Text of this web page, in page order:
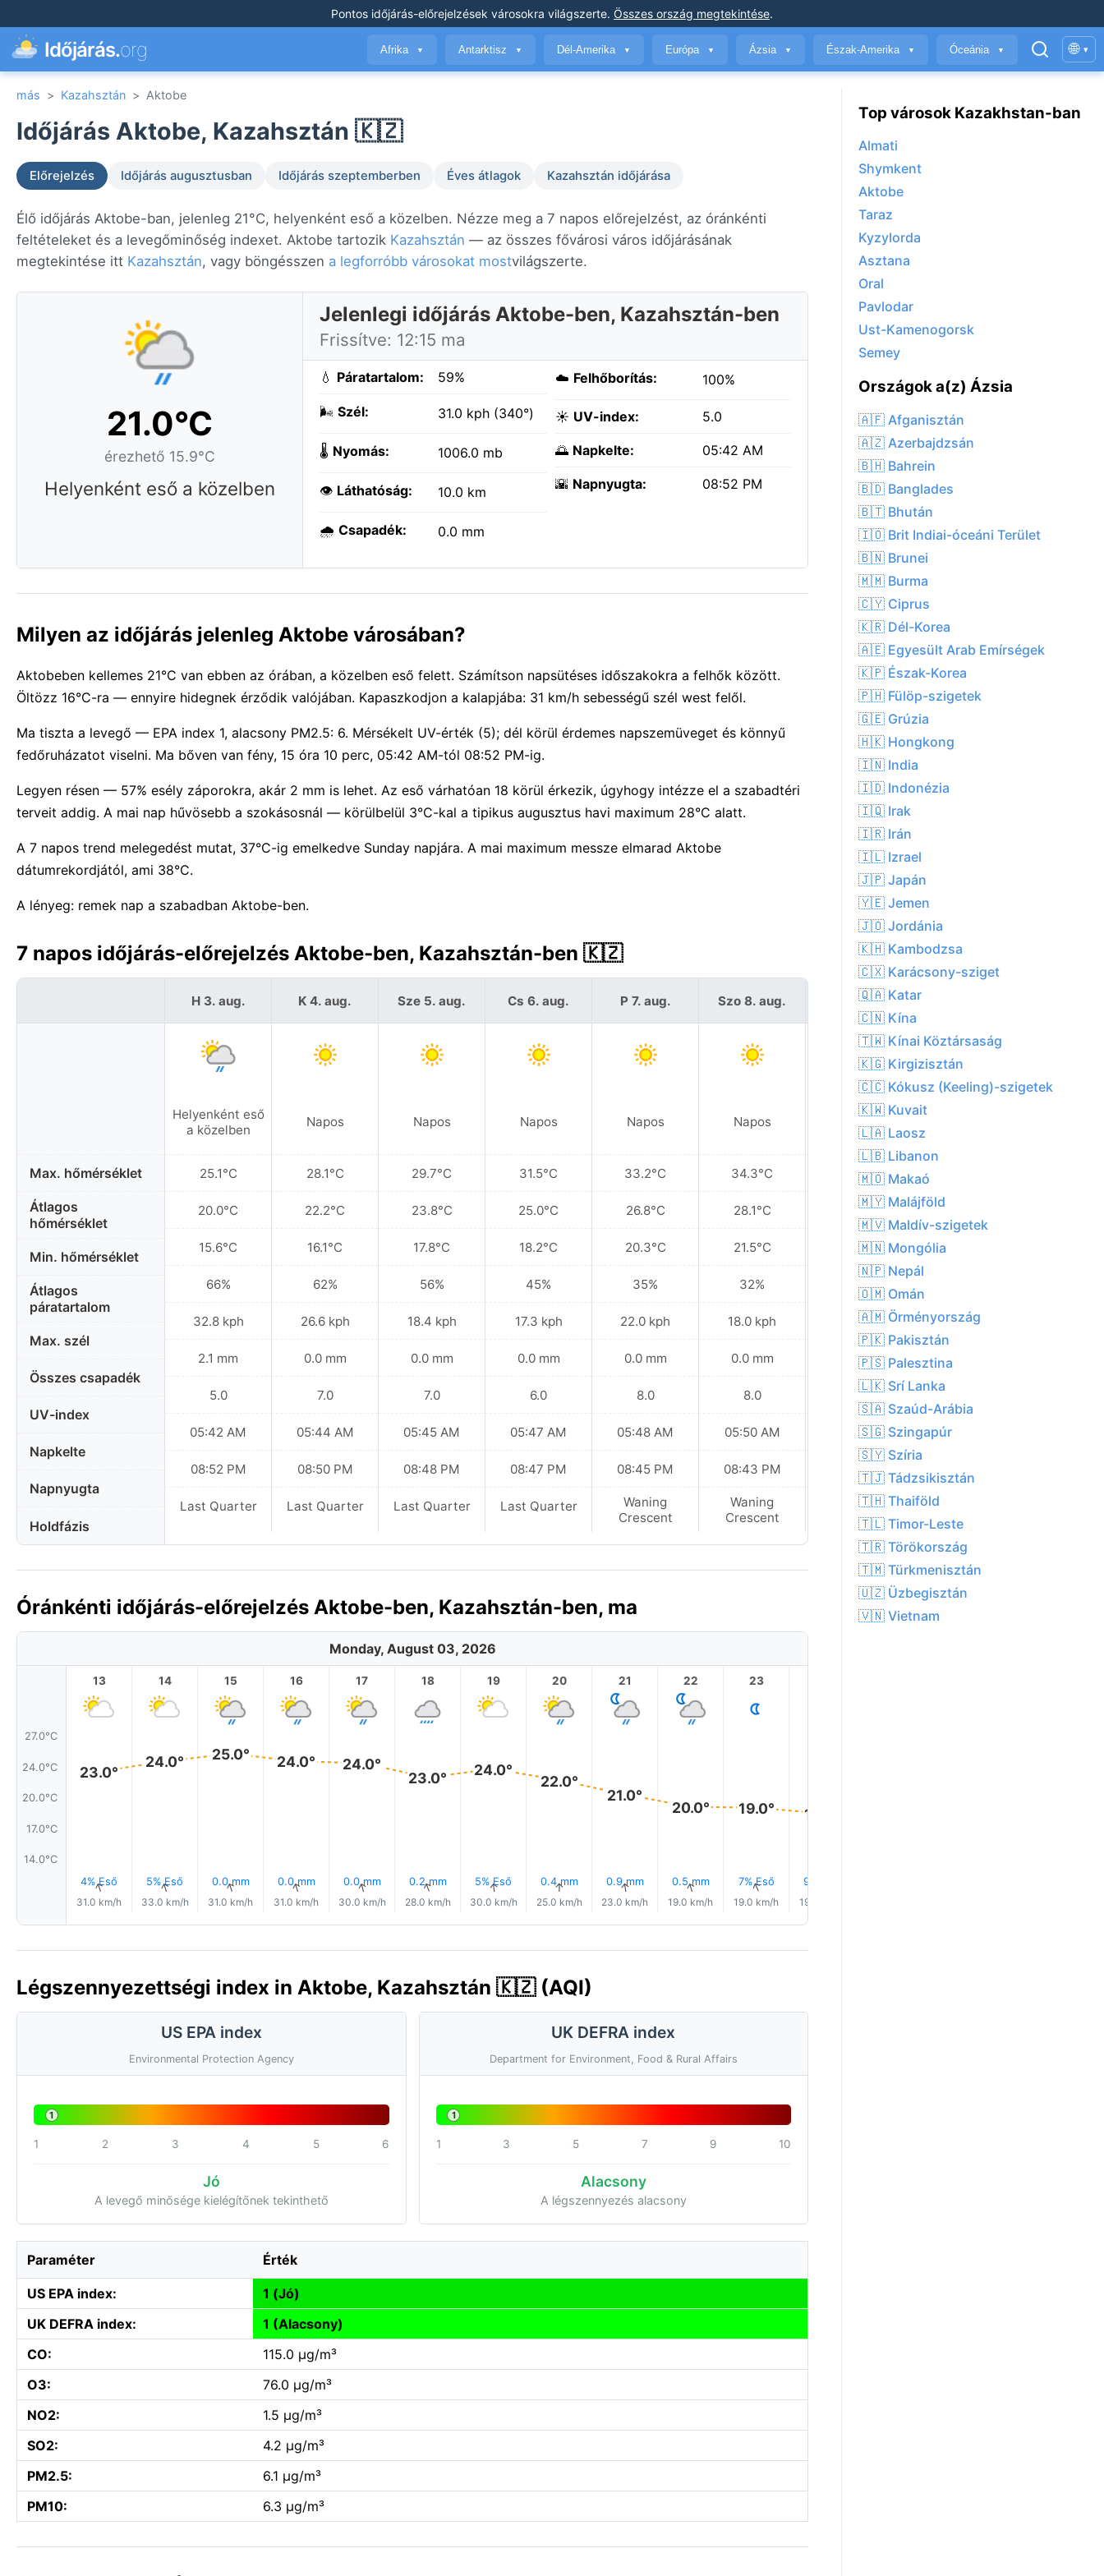
Pontos időjárás-előrejelzések városokra világszerte. Összes ország megtekintése.
Időjárás.org Afrika ▼ Antarktisz ▼ Dél-Amerika ▼ Európa ▼ Ázsia ▼ Észak-Amerika ▼ Óceánia ▼ 🌐 ▾
más > Kazahsztán > Aktobe
Időjárás Aktobe, Kazahsztán 🇰🇿
Előrejelzés Időjárás augusztusban Időjárás szeptemberben Éves átlagok Kazahsztán időjárása
Élő időjárás Aktobe-ban, jelenleg 21°C, helyenként eső a közelben. Nézze meg a 7 napos előrejelzést, az óránkénti
feltételeket és a levegőminőség indexet. Aktobe tartozik Kazahsztán — az összes fővárosi város időjárásának
megtekintése itt Kazahsztán, vagy böngésszen a legforróbb városokat mostvilágszerte.
21.0°C
érezhető 15.9°C
Helyenként eső a közelben
Jelenlegi időjárás Aktobe-ben, Kazahsztán-ben
Frissítve: 12:15 ma
💧 Páratartalom: 59%
🌬️ Szél: 31.0 kph (340°)
🌡️ Nyomás: 1006.0 mb
👁️ Láthatóság: 10.0 km
🌧️ Csapadék: 0.0 mm
☁️ Felhőborítás: 100%
☀️ UV-index: 5.0
🌅 Napkelte: 05:42 AM
🌇 Napnyugta: 08:52 PM
Milyen az időjárás jelenleg Aktobe városában?
Aktobeben kellemes 21°C van ebben az órában, a közelben eső felett. Számítson napsütéses időszakokra a felhők között.
Öltözz 16°C-ra — ennyire hidegnek érződik valójában. Kapaszkodjon a kalapjába: 31 km/h sebességű szél west felől.
Ma tiszta a levegő — EPA index 1, alacsony PM2.5: 6. Mérsékelt UV-érték (5); dél körül érdemes napszemüveget és könnyű
fedőruházatot viselni. Ma bőven van fény, 15 óra 10 perc, 05:42 AM-tól 08:52 PM-ig.
Legyen résen — 57% esély záporokra, akár 2 mm is lehet. Az eső várhatóan 18 körül érkezik, úgyhogy intézze el a szabadtéri
terveit addig. A mai nap hűvösebb a szokásosnál — körülbelül 3°C-kal a tipikus augusztus havi maximum 28°C alatt.
A 7 napos trend melegedést mutat, 37°C-ig emelkedve Sunday napjára. A mai maximum messze elmarad Aktobe
dátumrekordjától, ami 38°C.
A lényeg: remek nap a szabadban Aktobe-ben.
7 napos időjárás-előrejelzés Aktobe-ben, Kazahsztán-ben 🇰🇿
Max. hőmérséklet
Átlagos
hőmérséklet
Min. hőmérséklet
Átlagos
páratartalom
Max. szél
Összes csapadék
UV-index
Napkelte
Napnyugta
Holdfázis
H 3. aug.
Helyenként eső
a közelben
25.1°C
20.0°C
15.6°C
66%
32.8 kph
2.1 mm
5.0
05:42 AM
08:52 PM
Last Quarter
K 4. aug.
Napos
28.1°C
22.2°C
16.1°C
62%
26.6 kph
0.0 mm
7.0
05:44 AM
08:50 PM
Last Quarter
Sze 5. aug.
Napos
29.7°C
23.8°C
17.8°C
56%
18.4 kph
0.0 mm
7.0
05:45 AM
08:48 PM
Last Quarter
Cs 6. aug.
Napos
31.5°C
25.0°C
18.2°C
45%
17.3 kph
0.0 mm
6.0
05:47 AM
08:47 PM
Last Quarter
P 7. aug.
Napos
33.2°C
26.8°C
20.3°C
35%
22.0 kph
0.0 mm
8.0
05:48 AM
08:45 PM
Waning
Crescent
Szo 8. aug.
Napos
34.3°C
28.1°C
21.5°C
32%
18.0 kph
0.0 mm
8.0
05:50 AM
08:43 PM
Waning
Crescent
V 9. aug.
37.0°C
29.9°C
23.4°C
28%
17.6 kph
0.0 mm
9.0
05:51 AM
08:42 PM
Waning
Crescent
Óránkénti időjárás-előrejelzés Aktobe-ben, Kazahsztán-ben, ma
Monday, August 03, 2026
27.0°C
24.0°C
20.0°C
17.0°C
14.0°C
13
23.0°
4% Eső
↑
31.0 km/h
14
24.0°
5% Eső
↑
33.0 km/h
15
25.0°
0.0 mm
↑
31.0 km/h
16
24.0°
0.0 mm
↑
31.0 km/h
17
24.0°
0.0 mm
↑
30.0 km/h
18
23.0°
0.2 mm
↑
28.0 km/h
19
24.0°
5% Eső
↑
30.0 km/h
20
22.0°
0.4 mm
↑
25.0 km/h
21
21.0°
0.9 mm
↑
23.0 km/h
22
20.0°
0.5 mm
↑
19.0 km/h
23
19.0°
7% Eső
↑
19.0 km/h
19.0°
9% Eső
19.0 km/h
Légszennyezettségi index in Aktobe, Kazahsztán 🇰🇿 (AQI)
US EPA index
Environmental Protection Agency
1
1 2 3 4 5 6
Jó
A levegő minősége kielégítőnek tekinthető
UK DEFRA index
Department for Environment, Food & Rural Affairs
1
1 3 5 7 9 10
Alacsony
A légszennyezés alacsony
Paraméter Érték
US EPA index:
1 (Jó)
UK DEFRA index:
1 (Alacsony)
CO:
115.0 µg/m³
O3:
76.0 µg/m³
NO2:
1.5 µg/m³
SO2:
4.2 µg/m³
PM2.5:
6.1 µg/m³
PM10:
6.3 µg/m³
Top városok Kazakhstan-ban
Almati
Shymkent
Aktobe
Taraz
Kyzylorda
Asztana
Oral
Pavlodar
Ust-Kamenogorsk
Semey
Országok a(z) Ázsia
🇦🇫 Afganisztán
🇦🇿 Azerbajdzsán
🇧🇭 Bahrein
🇧🇩 Banglades
🇧🇹 Bhután
🇮🇴 Brit Indiai-óceáni Terület
🇧🇳 Brunei
🇲🇲 Burma
🇨🇾 Ciprus
🇰🇷 Dél-Korea
🇦🇪 Egyesült Arab Emírségek
🇰🇵 Észak-Korea
🇵🇭 Fülöp-szigetek
🇬🇪 Grúzia
🇭🇰 Hongkong
🇮🇳 India
🇮🇩 Indonézia
🇮🇶 Irak
🇮🇷 Irán
🇮🇱 Izrael
🇯🇵 Japán
🇾🇪 Jemen
🇯🇴 Jordánia
🇰🇭 Kambodzsa
🇨🇽 Karácsony-sziget
🇶🇦 Katar
🇨🇳 Kína
🇹🇼 Kínai Köztársaság
🇰🇬 Kirgizisztán
🇨🇨 Kókusz (Keeling)-szigetek
🇰🇼 Kuvait
🇱🇦 Laosz
🇱🇧 Libanon
🇲🇴 Makaó
🇲🇾 Malájföld
🇲🇻 Maldív-szigetek
🇲🇳 Mongólia
🇳🇵 Nepál
🇴🇲 Omán
🇦🇲 Örményország
🇵🇰 Pakisztán
🇵🇸 Palesztina
🇱🇰 Srí Lanka
🇸🇦 Szaúd-Arábia
🇸🇬 Szingapúr
🇸🇾 Szíria
🇹🇯 Tádzsikisztán
🇹🇭 Thaiföld
🇹🇱 Timor-Leste
🇹🇷 Törökország
🇹🇲 Türkmenisztán
🇺🇿 Üzbegisztán
🇻🇳 Vietnam